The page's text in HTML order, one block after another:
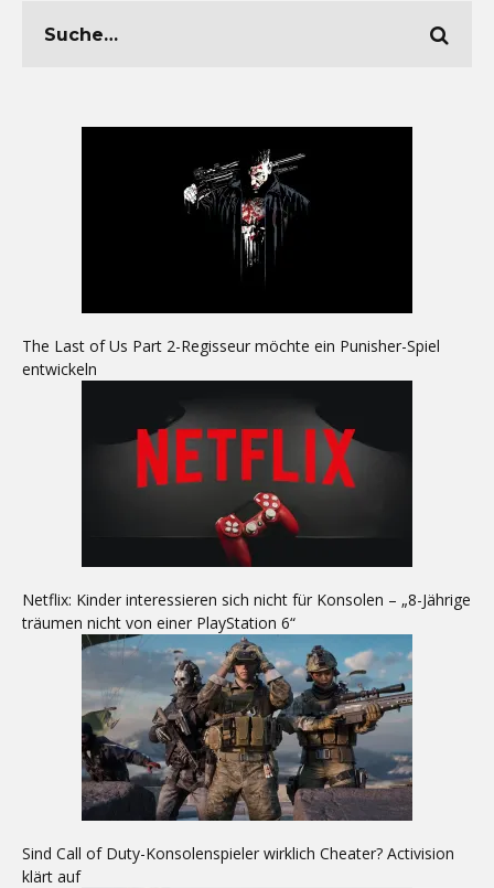
The Last of Us Part 2-Regisseur möchte ein Punisher-Spiel
entwickeln
Netflix: Kinder interessieren sich nicht für Konsolen – „8-Jährige
träumen nicht von einer PlayStation 6“
Sind Call of Duty-Konsolenspieler wirklich Cheater? Activision
klärt auf